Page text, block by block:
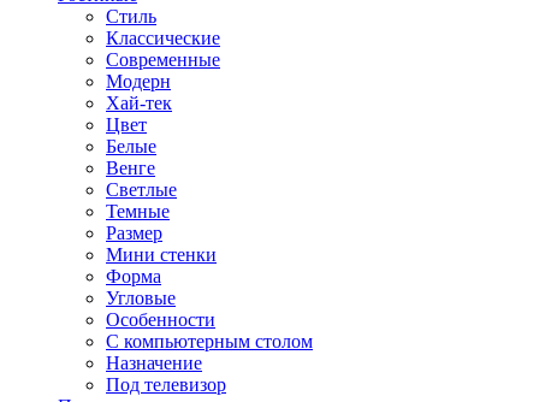
Стиль
Классические
Современные
Модерн
Хай-тек
Цвет
Белые
Венге
Светлые
Темные
Размер
Мини стенки
Форма
Угловые
Особенности
С компьютерным столом
Назначение
Под телевизор